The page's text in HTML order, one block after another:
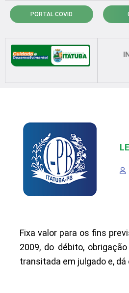
para
conteúdo
PORTAL COVID
Fixa valor para os fins
2009, do débito,
transitada em julgado e,